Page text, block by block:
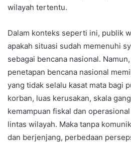
wilayah tertentu.
Dalam konteks seperti ini, publik
apakah situasi sudah memenuhi
sebagai bencana nasional.
penetapan bencana nasional
yang tidak selalu kasat mata bagi
korban, luas kerusakan, skala
kemampuan fiskal dan
lintas wilayah. Maka tanpa
dan berjenjang, perbedaan